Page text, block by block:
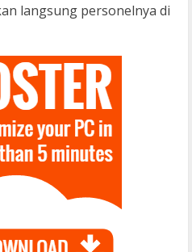
langsung personelnya di